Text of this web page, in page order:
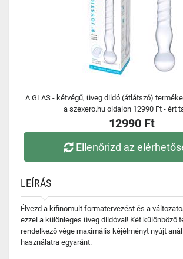
A GLAS - kétvégű, üveg dildó (átlátszó)
a szexero.hu oldalon 12990 Ft - ért
12990 Ft
Ellenőrizd az
LEÍRÁS
Élvezd a kifinomult formatervezést és a
ezzel a különleges üveg dildóval! Két különböző
rendelkező vége maximális kéjélményt nyújt
használatra egyaránt.